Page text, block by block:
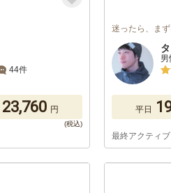
44件
23,760 円
迷ったら、ま
平日
最終アクティ